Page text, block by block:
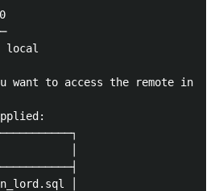
local
want to access the remote
│
│